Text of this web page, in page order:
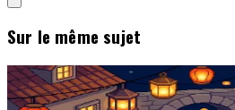
Sur le même sujet